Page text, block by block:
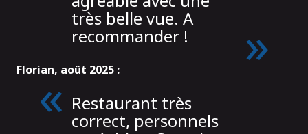
très belle vue. A
recommander !
Florian, août 2025 :
Restaurant très
correct, personnels